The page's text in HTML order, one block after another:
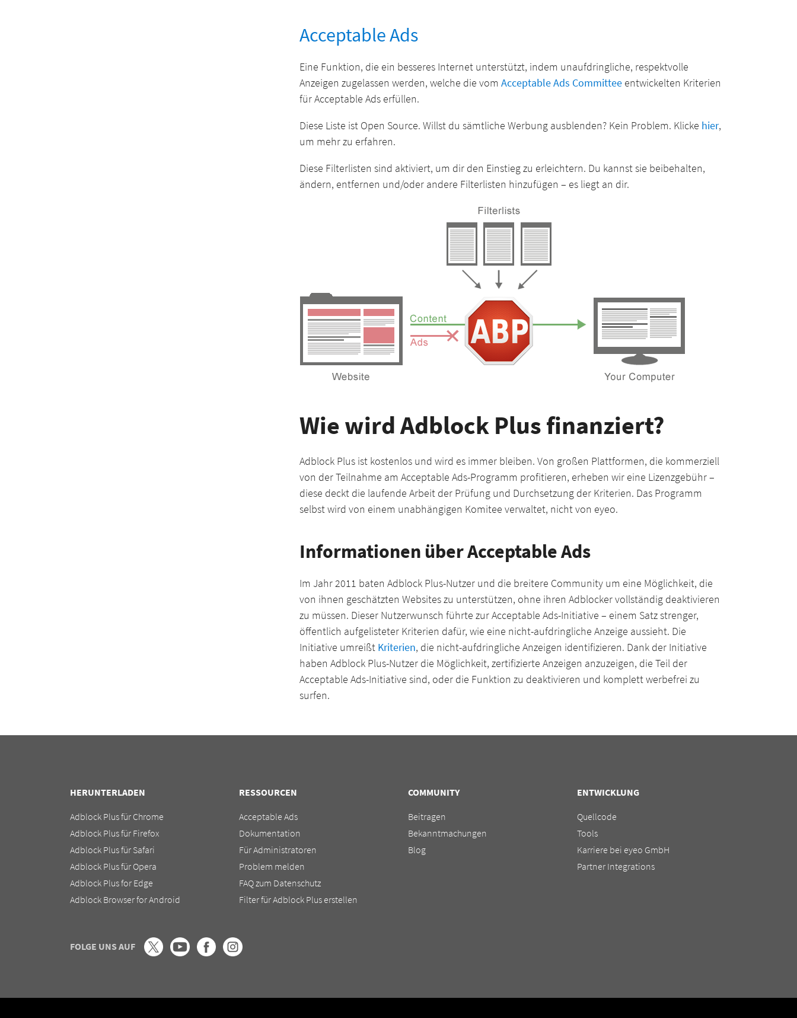
Acceptable Ads
Eine Funktion, die ein besseres Internet unterstützt, indem unaufdringliche, respektvolle
Anzeigen zugelassen werden, welche die vomAcceptable Ads Committee entwickelten Kriterien
für Acceptable Ads erfüllen.
Diese Liste ist Open Source. Willst du sämtliche Werbung ausblenden? Kein Problem. Klicke hier,
um mehr zu erfahren.
Diese Filterlisten sind aktiviert, um dir den Einstieg zu erleichtern. Du kannst sie beibehalten,
ändern, entfernen und/oder andere Filterlisten hinzufügen – es liegt an dir.
Wie wird Adblock Plus finanziert?
Adblock Plus ist kostenlos und wird es immer bleiben. Von großen Plattformen, die kommerziell
von der Teilnahme am Acceptable Ads-Programm profitieren, erheben wir eine Lizenzgebühr –
diese deckt die laufende Arbeit der Prüfung und Durchsetzung der Kriterien. Das Programm
selbst wird von einem unabhängigen Komitee verwaltet, nicht von eyeo.
Informationen über Acceptable Ads
Im Jahr 2011 baten Adblock Plus-Nutzer und die breitere Community um eine Möglichkeit, die
von ihnen geschätzten Websites zu unterstützen, ohne ihren Adblocker vollständig deaktivieren
zu müssen. Dieser Nutzerwunsch führte zur Acceptable Ads-Initiative – einem Satz strenger,
öffentlich aufgelisteter Kriterien dafür, wie eine nicht-aufdringliche Anzeige aussieht. Die
Initiative umreißt Kriterien, die nicht-aufdringliche Anzeigen identifizieren. Dank der Initiative
haben Adblock Plus-Nutzer die Möglichkeit, zertifizierte Anzeigen anzuzeigen, die Teil der
Acceptable Ads-Initiative sind, oder die Funktion zu deaktivieren und komplett werbefrei zu
surfen.
HERUNTERLADEN
Adblock Plus für Chrome
Adblock Plus für Firefox
Adblock Plus für Safari
Adblock Plus für Opera
Adblock Plus for Edge
Adblock Browser for Android
RESSOURCEN
Acceptable Ads
Dokumentation
Für Administratoren
Problem melden
FAQ zum Datenschutz
Filter für Adblock Plus erstellen
COMMUNITY
Beitragen
Bekanntmachungen
Blog
ENTWICKLUNG
Quellcode
Tools
Karriere bei eyeo GmbH
Partner Integrations
FOLGE UNS AUF